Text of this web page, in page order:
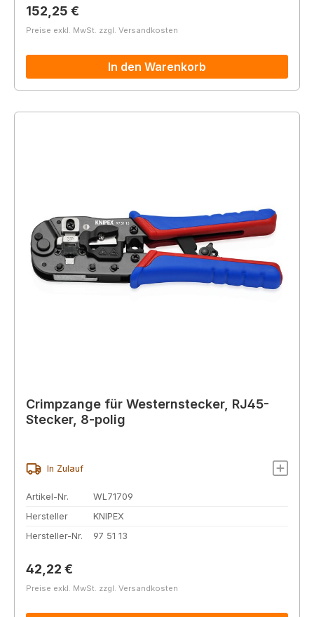
Regulärer Preis:
152,25 €
Preise exkl. MwSt. zzgl. Versandkosten
In den Warenkorb
Crimpzange für Westernstecker, RJ45-
Stecker, 8-polig
In Zulauf
Artikel-Nr.
WL71709
Hersteller
KNIPEX
Hersteller-Nr.
97 51 13
Regulärer Preis:
42,22 €
Preise exkl. MwSt. zzgl. Versandkosten